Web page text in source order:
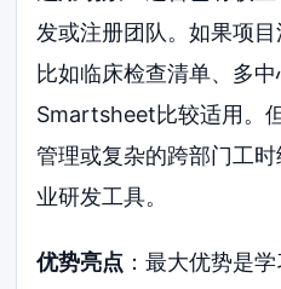
发或注册团队。如果项
比如临床检查清单、多
Smartsheet比较适用。
管理或复杂的跨部门工
业研发工具。
优势亮点 ：最大优势是